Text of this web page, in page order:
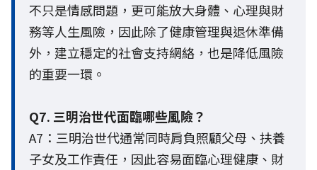
不只是情感問題，更可能放大身體、心理與財
務等人生風險，因此除了健康管理與退休準備
外，建立穩定的社會支持網絡，也是降低風險
的重要一環。
Q7. 三明治世代面臨哪些風險？
A7：三明治世代通常同時肩負照顧父母、扶養
子女及工作責任，因此容易面臨心理健康、財